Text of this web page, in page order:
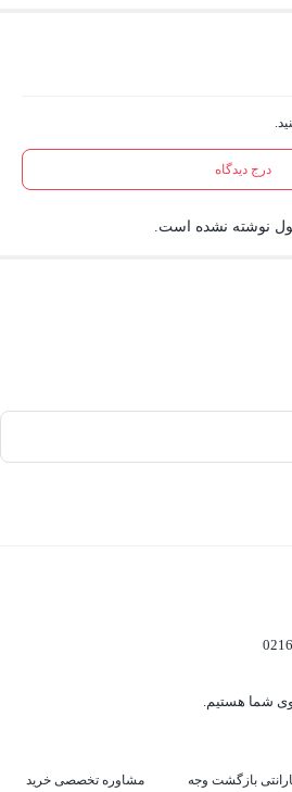
درج دیدگاه
نوشته نشده است.
بازگشت وجه مشاوره تخصصی خرید